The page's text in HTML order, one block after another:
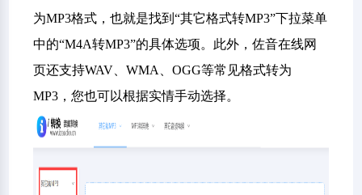
为MP3格式，也就是找到“其它格式转MP3”下拉菜单
中的“M4A转MP3”的具体选项。此外，佐音在线网
页还支持WAV、WMA、OGG等常见格式转为
MP3，您也可以根据实情手动选择。